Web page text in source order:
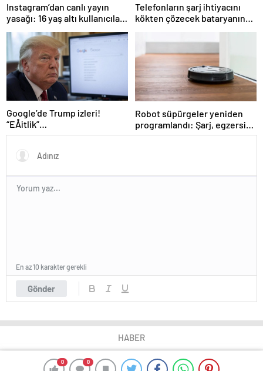
0 0
Instagram’dan canlı yayın
yasağı: 16 yaş altı kullanıcılar
Telefonların şarj ihtiyacını
kökten çözecek bataryanın
Google’de Trump izleri!
“EÅitlik”
ilkesiÂ rafaÂ kaldÄ±rÄ±lÄ±yor,
Robot süpürgeler yeniden
programlandı: Şarj, egzersiz
ve daha fazlası
Gönder
En az 10 karakter gerekli
HABER